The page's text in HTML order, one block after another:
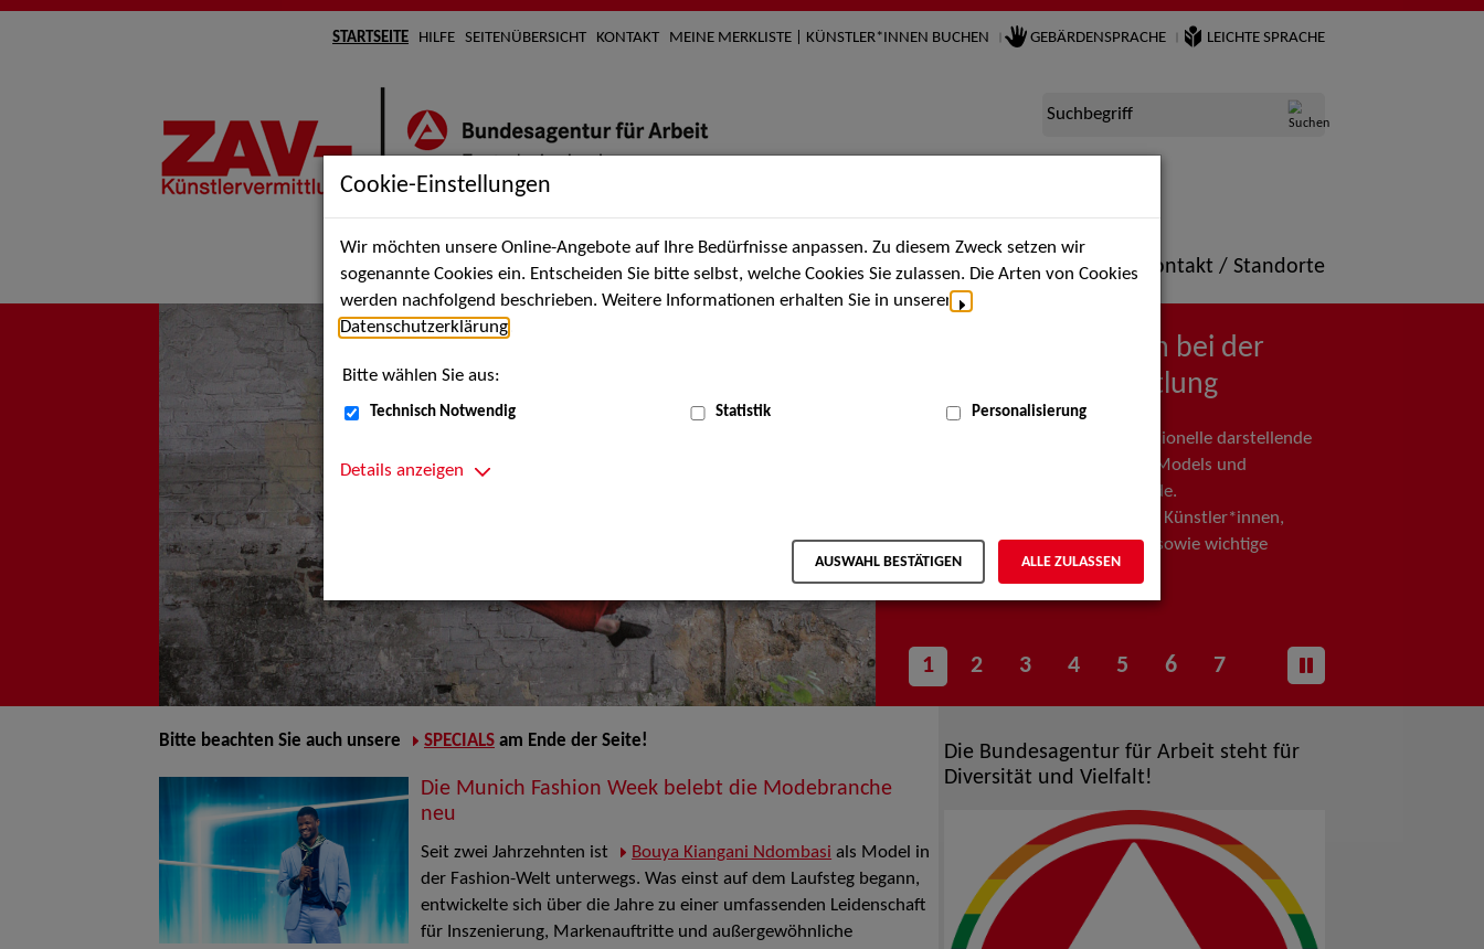
STARTSEITE HILFE SEITENÜBERSICHT KONTAKT MEINE MERKLISTE | KÜNSTLER*INNEN BUCHEN GEBÄRDENSPRACHE LEICHTE SPRACHE
Suchbegriff
Suche nach Künstler*innen Über uns Aktuelles Termine Portfolio Kontakt / Standorte
1 2 3 4 5 6 7
Herzlich willkommen bei der
ZAV-Künstlervermittlung
Wir sind Ihre Agentur für professionelle darstellende
Künste, Show & Artistik, Musik, Models und
Werbetypen sowie Filmschaffende.
Entdecken Sie die Profile unserer Künstler*innen,
Berichte rund um unsere Arbeit sowie wichtige
Veranstaltungstermine.
Bitte beachten Sie auch unsere SPECIALS am Ende der Seite!
Die Munich Fashion Week belebt die Modebranche
neu
Seit zwei Jahrzehnten ist Bouya Kiangani Ndombasi als Model in
der Fashion-Welt unterwegs. Was einst auf dem Laufsteg begann,
entwickelte sich über die Jahre zu einer umfassenden Leidenschaft
für Inszenierung, Markenauftritte und außergewöhnliche
Die Bundesagentur für Arbeit steht für
Diversität und Vielfalt!
Cookie-Einstellungen
Wir möchten unsere Online-Angebote auf Ihre Bedürfnisse anpassen. Zu diesem Zweck setzen wir
sogenannte Cookies ein. Entscheiden Sie bitte selbst, welche Cookies Sie zulassen. Die Arten von Cookies
werden nachfolgend beschrieben. Weitere Informationen erhalten Sie in unserer
Datenschutzerklärung
Bitte wählen Sie aus:
Technisch Notwendig Statistik Personalisierung
Details anzeigen
AUSWAHL BESTÄTIGEN ALLE ZULASSEN